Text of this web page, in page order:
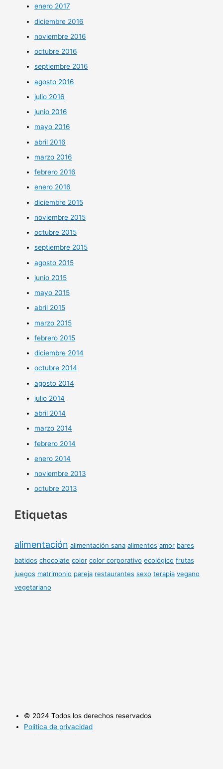
enero 2017
diciembre 2016
noviembre 2016
octubre 2016
septiembre 2016
agosto 2016
julio 2016
junio 2016
mayo 2016
abril 2016
marzo 2016
febrero 2016
enero 2016
diciembre 2015
noviembre 2015
octubre 2015
septiembre 2015
agosto 2015
junio 2015
mayo 2015
abril 2015
marzo 2015
febrero 2015
diciembre 2014
octubre 2014
agosto 2014
julio 2014
abril 2014
marzo 2014
febrero 2014
enero 2014
noviembre 2013
octubre 2013
Etiquetas
alimentación alimentación sana alimentos amor bares
batidos chocolate color color corporativo ecológico frutas
juegos matrimonio pareja restaurantes sexo terapia vegano
vegetariano
© 2024 Todos los derechos reservados
Politica de privacidad
Politica de cookies